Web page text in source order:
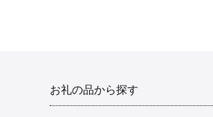
お礼の品から探す